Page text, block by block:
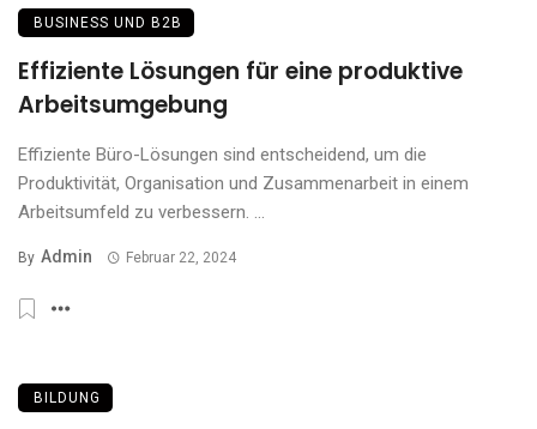
BUSINESS UND B2B
Effiziente Lösungen für eine produktive
Arbeitsumgebung
Effiziente Büro-Lösungen sind entscheidend, um die
Produktivität, Organisation und Zusammenarbeit in einem
Arbeitsumfeld zu verbessern. ...
By Admin Februar 22, 2024
BILDUNG